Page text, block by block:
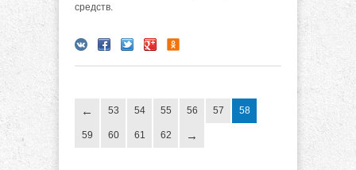
средств.
53 54 55 56 57 58
59 60 61 62